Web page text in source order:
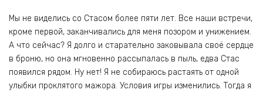
Мы не виделись со Стасом более пяти лет. Все наши встречи,
кроме первой, заканчивались для меня позором и унижением.
А что сейчас? Я долго и старательно заковывала своё сердце
в броню, но она мгновенно рассыпалась в пыль, едва Стас
появился рядом. Ну нет! Я не собираюсь растаять от одной
улыбки проклятого мажора. Условия игры изменились. Тогда я